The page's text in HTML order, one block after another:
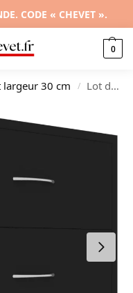
CODE « CHEVET ».
0
largeur 30 cm / Lot de 2 tables de chevet bois design 2 tiroirs, 40x30x40cm